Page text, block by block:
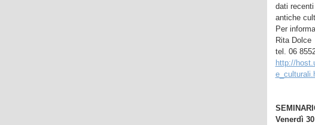
dati
antiche
Per
Rita Dolce
tel. 06
http://
Venerdì